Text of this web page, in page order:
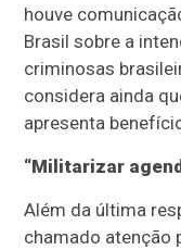
houve
Brasil sobre a
criminosas
considera ainda
apresenta
“Militarizar
Além da última
chamado atenção